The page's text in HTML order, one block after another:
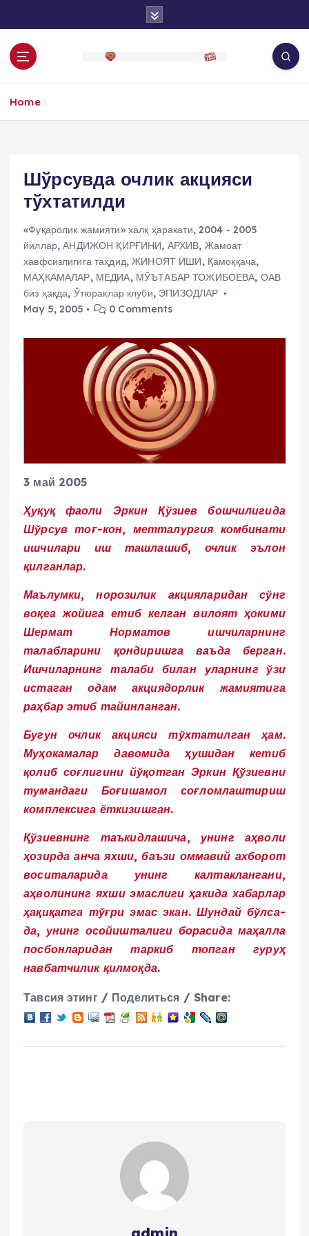
o
Home
Шўрсувда очлик акцияси
тўхтатилди
«Фуқаролик жамияти» халқ ҳаракати,2004 - 2005
йиллар,АНДИЖОН ҚИРҒИНИ, АРХИВ, Жамоат
хавфсизлигига таҳдид,ЖИНОЯТ ИШИ, Қамоққача,
МАҲКАМАЛАР, МЕДИА, МЎЪТАБАР ТОЖИБОЕВА, ОАВ
биз ҳақда, Ўтюраклар клуби, ЭПИЗОДЛАР
May 5, 2005
0 Comments
3 май 2005
Ҳуқуқ фаоли Эркин Қўзиев бошчилигида
Шўрсув тоғ-кон, метталургия комбинати
ишчилари иш ташлашиб, очлик эълон
қилганлар.
Маълумки, норозилик акцияларидан сўнг
воқеа жойига етиб келган вилоят ҳокими
Шермат Норматов ишчиларнинг
талабларини қондиришга ваъда берган.
Ишчиларнинг талаби билан уларнинг ўзи
истаган одам акциядорлик жамиятига
раҳбар этиб тайинланган.
Бугун очлик акцияси тўхтатилган ҳам.
Муҳокамалар давомида ҳушидан кетиб
қолиб соғлигини йўқотган Эркин Қўзиевни
тумандаги Боғишамол соғломлаштириш
комплексига ёткизишган.
Қўзиевнинг таъкидлашича, унинг аҳволи
ҳозирда анча яхши, баъзи оммавий ахборот
воситаларида унинг калтаклангани,
аҳволининг яхши эмаслиги ҳакида хабарлар
ҳақиқатга тўғри эмас экан. Шундай бўлса-
да, унинг осойишталиги борасида маҳалла
посбонларидан таркиб топган гуруҳ
навбатчилик қилмоқда.
Тавсия этинг / Поделиться / Share: